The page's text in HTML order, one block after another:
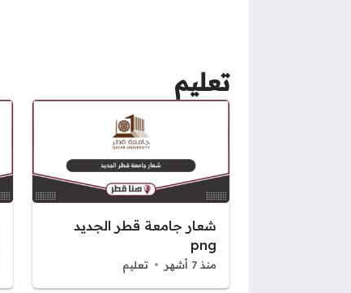
تعليم
شعار جامعة قطر الجديد
png
منذ 7 أشهر تعليم